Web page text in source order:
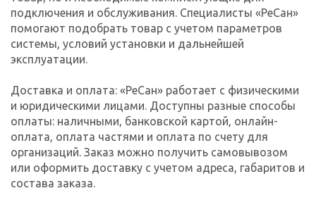
подключения и обслуживания. Специалисты «РеСан»
помогают подобрать товар с учетом параметров
системы, условий установки и дальнейшей
эксплуатации.
Доставка и оплата: «РеСан» работает с физическими
и юридическими лицами. Доступны разные способы
оплаты: наличными, банковской картой, онлайн-
оплата, оплата частями и оплата по счету для
организаций. Заказ можно получить самовывозом
или оформить доставку с учетом адреса, габаритов и
состава заказа.